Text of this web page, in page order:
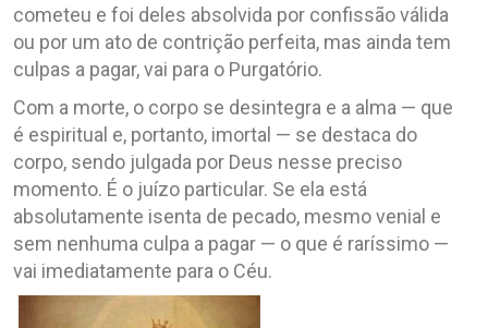
cometeu e foi deles absolvida por confissão válida
ou por um ato de contrição perfeita, mas ainda tem
culpas a pagar, vai para o Purgatório.
Com a morte, o corpo se desintegra e a alma — que
é espiritual e, portanto, imortal — se destaca do
corpo, sendo julgada por Deus nesse preciso
momento. É o juízo particular. Se ela está
absolutamente isenta de pecado, mesmo venial e
sem nenhuma culpa a pagar — o que é raríssimo —
vai imediatamente para o Céu.